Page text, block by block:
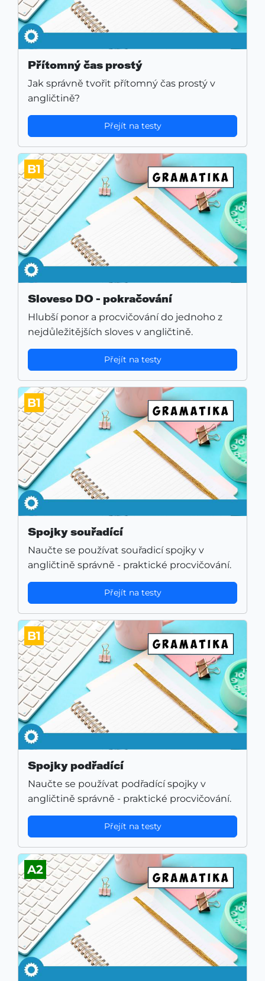
Přítomný čas prostý
Jak správně tvořit přítomný čas prostý v
angličtině?
Přejít na testy
B1
Sloveso DO - pokračování
Hlubší ponor a procvičování do jednoho z
nejdůležitějších sloves v angličtině.
Přejít na testy
B1
Spojky souřadící
Naučte se používat souřadicí spojky v
angličtině správně - praktické procvičování.
Přejít na testy
B1
Spojky podřadící
Naučte se používat podřadící spojky v
angličtině správně - praktické procvičování.
Přejít na testy
A2